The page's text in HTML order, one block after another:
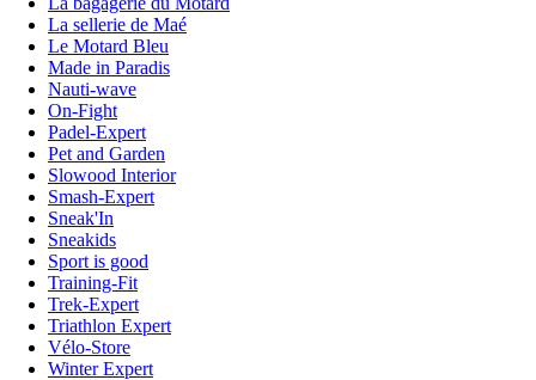
La sellerie de Maé
Le Motard Bleu
Made in Paradis
Nauti-wave
On-Fight
Padel-Expert
Pet and Garden
Slowood Interior
Smash-Expert
Sneak'In
Sneakids
Sport is good
Training-Fit
Trek-Expert
Triathlon Expert
Vélo-Store
Winter Expert